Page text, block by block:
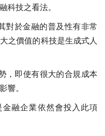
科技之看法。
對於金融的普及性有非常
之價值的科技是生成式人
，即使有很大的合規成本
響。
金融企業依然會投入此項